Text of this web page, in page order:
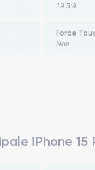
19.5:9
Force
Non
iPhone 15